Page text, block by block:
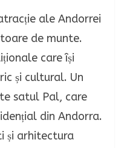
ale Andorrei
de munte.
care își
și cultural. Un
satul Pal, care
din Andorra.
și arhitectura